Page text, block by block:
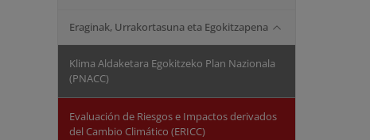
Eraginak, Urrakortasuna eta Egokitzapena
Klima Aldaketara Egokitzeko Plan Nazionala
(PNACC)
Evaluación de Riesgos e Impactos derivados
del Cambio Climático (ERICC)